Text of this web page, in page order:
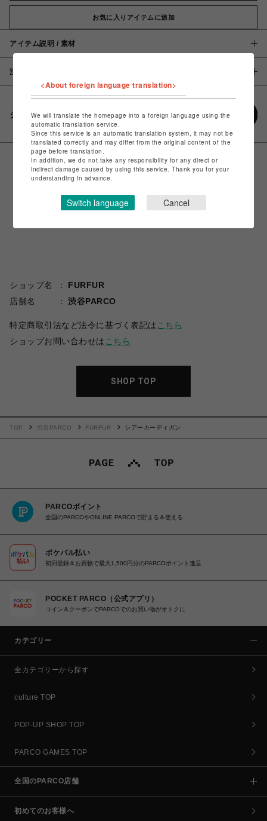
お気に入りアイテムに追加
アイテム説明 / 素材
注意事項
シェアする
ショップ名
FURFUR
店舗名
渋谷PARCO
特定商取引法など法令に基づく表記は こちら
ショップお問い合わせは こちら
SHOP TOP
TOP 渋谷PARCO FURFUR シアーカーディガン
PARCOポイント
全国のPARCOやONLINE PARCOで貯まる＆使える
ポケパル払い
初回登録＆お買物で最大1,500円分のPARCOポイント進呈
POCKET PARCO（公式アプリ）
コイン＆クーポンでPARCOでのお買い物がオトクに
カテゴリー
全カテゴリーから探す
culture TOP
POP-UP SHOP TOP
PARCO GAMES TOP
全国のPARCO店舗
初めてのお客様へ
<About foreign language translation>
We will translate the homepage into a foreign language using the
automatic translation service.
Since this service is an automatic translation system, it may not be
translated correctly and may differ from the original content of the
page before translation.
In addition, we do not take any responsibility for any direct or
indirect damage caused by using this service. Thank you for your
understanding in advance.
Switch language Cancel